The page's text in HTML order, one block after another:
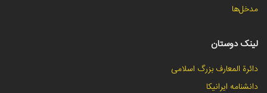
مدخل‌ها
لینک دوستان
دائرة المعارف بزرگ اسلامی
دانشنامه ایرانیکا